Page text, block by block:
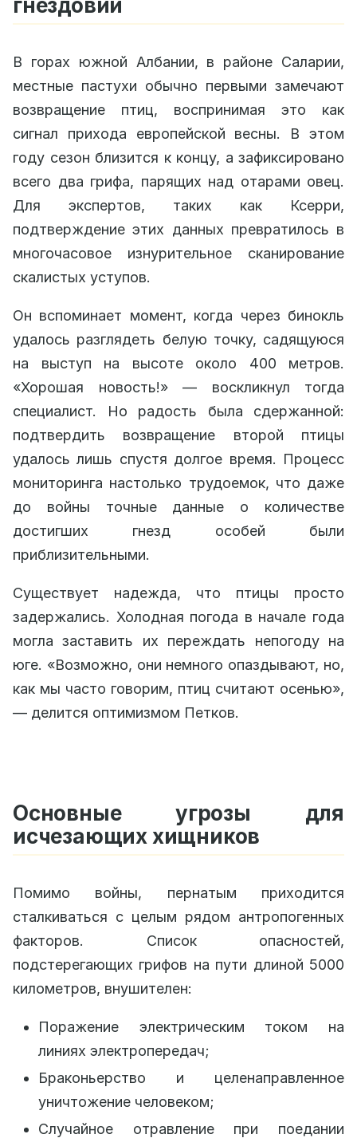
гнездовий
В горах южной Албании, в районе Саларии,
местные пастухи обычно первыми замечают
возвращение птиц, воспринимая это как
сигнал прихода европейской весны. В этом
году сезон близится к концу, а зафиксировано
всего два грифа, парящих над отарами овец.
Для экспертов, таких как Ксерри,
подтверждение этих данных превратилось в
многочасовое изнурительное сканирование
скалистых уступов.
Он вспоминает момент, когда через бинокль
удалось разглядеть белую точку, садящуюся
на выступ на высоте около 400 метров.
«Хорошая новость!» — воскликнул тогда
специалист. Но радость была сдержанной:
подтвердить возвращение второй птицы
удалось лишь спустя долгое время. Процесс
мониторинга настолько трудоемок, что даже
до войны точные данные о количестве
достигших гнезд особей были
приблизительными.
Существует надежда, что птицы просто
задержались. Холодная погода в начале года
могла заставить их переждать непогоду на
юге. «Возможно, они немного опаздывают, но,
как мы часто говорим, птиц считают осенью»,
— делится оптимизмом Петков.
Основные угрозы для
исчезающих хищников
Помимо войны, пернатым приходится
сталкиваться с целым рядом антропогенных
факторов. Список опасностей,
подстерегающих грифов на пути длиной 5000
километров, внушителен:
Поражение электрическим током на
линиях электропередач;
Браконьерство и целенаправленное
уничтожение человеком;
Случайное отравление при поедании